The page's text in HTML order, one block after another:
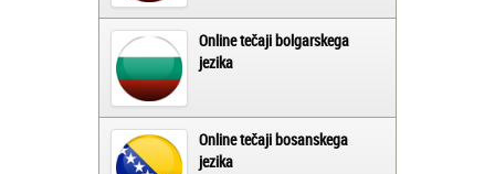
Online tečaji bolgarskega
jezika
Online tečaji bosanskega
jezika